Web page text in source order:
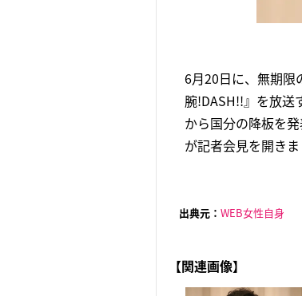
6月20日に、無期限
腕!DASH!!』を放送
から国分の降板を
が記者会見を開き
出典元： WEB女性自身
【関連画像】